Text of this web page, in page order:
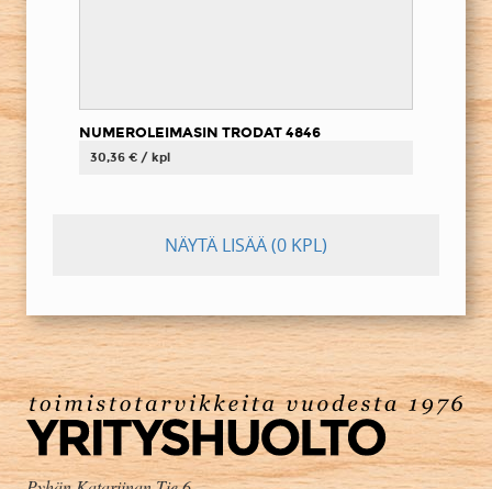
NUMEROLEIMASIN TRODAT 4846
30,36 € / kpl
NÄYTÄ LISÄÄ(0 KPL)